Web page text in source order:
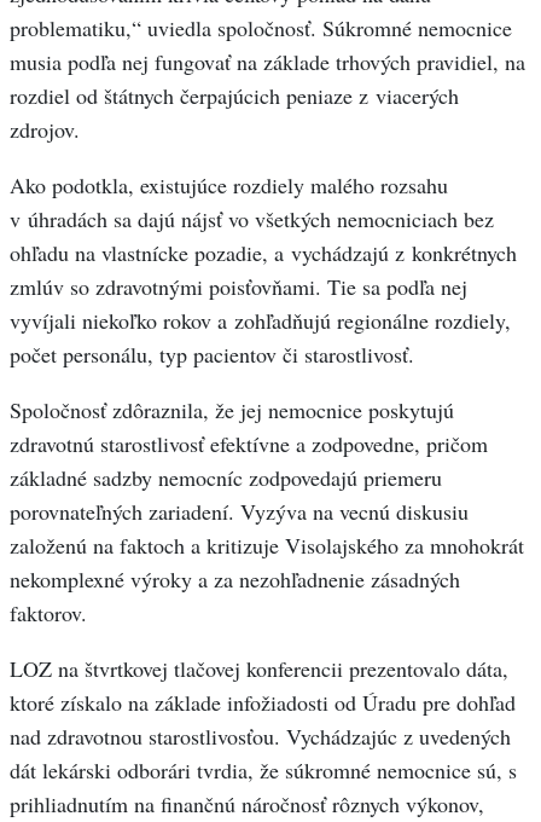
problematiku,“ uviedla spoločnosť. Súkromné nemocnice
musia podľa nej fungovať na základe trhových pravidiel, na
rozdiel od štátnych čerpajúcich peniaze z viacerých
zdrojov.
Ako podotkla, existujúce rozdiely malého rozsahu
v úhradách sa dajú nájsť vo všetkých nemocniciach bez
ohľadu na vlastnícke pozadie, a vychádzajú z konkrétnych
zmlúv so zdravotnými poisťovňami. Tie sa podľa nej
vyvíjali niekoľko rokov a zohľadňujú regionálne rozdiely,
počet personálu, typ pacientov či starostlivosť.
Spoločnosť zdôraznila, že jej nemocnice poskytujú
zdravotnú starostlivosť efektívne a zodpovedne, pričom
základné sadzby nemocníc zodpovedajú priemeru
porovnateľných zariadení. Vyzýva na vecnú diskusiu
založenú na faktoch a kritizuje Visolajského za mnohokrát
nekomplexné výroky a za nezohľadnenie zásadných
faktorov.
LOZ na štvrtkovej tlačovej konferencii prezentovalo dáta,
ktoré získalo na základe infožiadosti od Úradu pre dohľad
nad zdravotnou starostlivosťou. Vychádzajúc z uvedených
dát lekárski odborári tvrdia, že súkromné nemocnice sú, s
prihliadnutím na finančnú náročnosť rôznych výkonov,